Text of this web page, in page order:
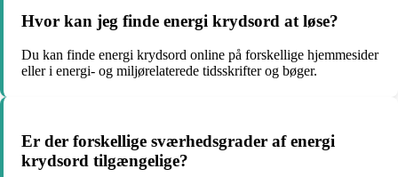
Hvor kan jeg finde energi krydsord at løse?
Du kan finde energi krydsord online på forskellige hjemmesider
eller i energi- og miljørelaterede tidsskrifter og bøger.
Er der forskellige sværhedsgrader af energi
krydsord tilgængelige?